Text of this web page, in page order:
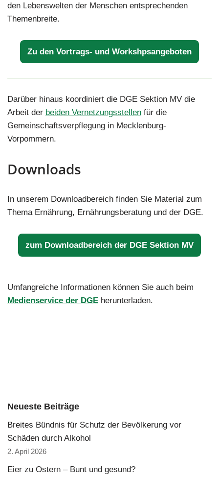
den Lebenswelten der Menschen entsprechenden
Themenbreite.
Zu den Vortrags- und Workshpsangeboten
Darüber hinaus koordiniert die DGE Sektion MV die
Arbeit der beiden Vernetzungsstellen für die
Gemeinschaftsverpflegung in Mecklenburg-
Vorpommern.
Downloads
In unserem Downloadbereich finden Sie Material zum
Thema Ernährung, Ernährungsberatung und der DGE.
zum Downloadbereich der DGE Sektion MV
Umfangreiche Informationen können Sie auch beim
Medienservice der DGE herunterladen.
Neueste Beiträge
Breites Bündnis für Schutz der Bevölkerung vor
Schäden durch Alkohol
2. April 2026
Eier zu Ostern – Bunt und gesund?